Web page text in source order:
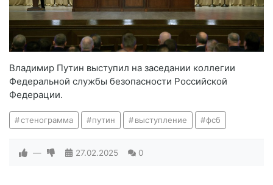
Владимир Путин выступил на заседании коллегии
Федеральной службы безопасности Российской
Федерации.
стенограмма путин выступление фсб
— 27.02.2025 0